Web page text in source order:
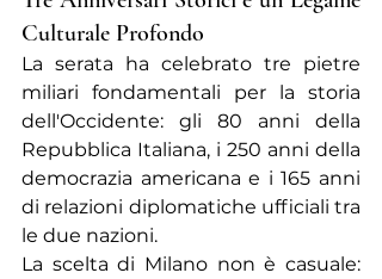
Culturale Profondo
La serata ha celebrato tre pietre
miliari fondamentali per la storia
dell'Occidente: gli 80 anni della
Repubblica Italiana, i 250 anni della
democrazia americana e i 165 anni
di relazioni diplomatiche ufficiali tra
le due nazioni.
La scelta di Milano non è casuale: